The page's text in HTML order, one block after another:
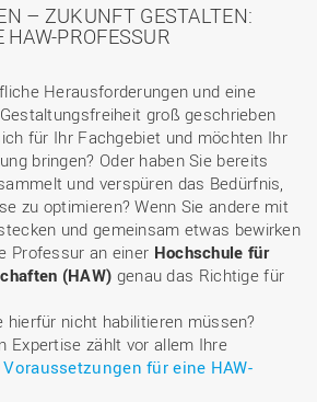
– ZUKUNFT GESTALTEN:
HAW-PROFESSUR
Herausforderungen und eine
groß geschrieben
für Ihr Fachgebiet und möchten Ihr
bringen? Oder haben Sie bereits
und verspüren das Bedürfnis,
zu optimieren? Wenn Sie andere mit
und gemeinsam etwas bewirken
Professur an einer Hochschule für
(HAW) genau das Richtige für
hierfür nicht habilitieren müssen?
Expertise zählt vor allem Ihre
Voraussetzungen für eine HAW-